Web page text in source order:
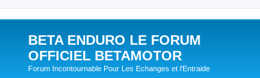
BETA ENDURO LE FORUM
OFFICIEL BETAMOTOR
Forum Incontournable Pour Les Echanges et l'Entraide